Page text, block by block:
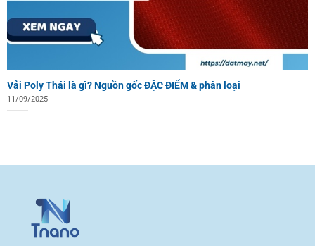
Vải Poly Thái là gì? Nguồn gốc ĐẶC ĐIỂM & phân loại
11/09/2025